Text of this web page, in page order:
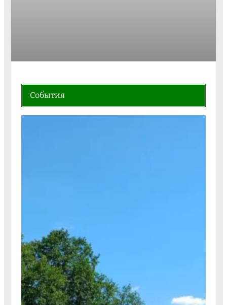
События